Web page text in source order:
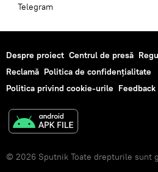
Telegram
Despre proiect Centrul de presă
Reclamă Politica de confidențialitate
Politica privind cookie-urile Feedback
© 2026 Sputnik Toate drepturile sunt